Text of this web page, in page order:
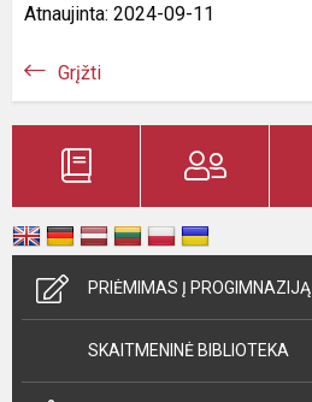
Atnaujinta: 2024-09-11
Grįžti
PRIĖMIMAS Į PROGIMNAZIJĄ
SKAITMENINĖ BIBLIOTEKA